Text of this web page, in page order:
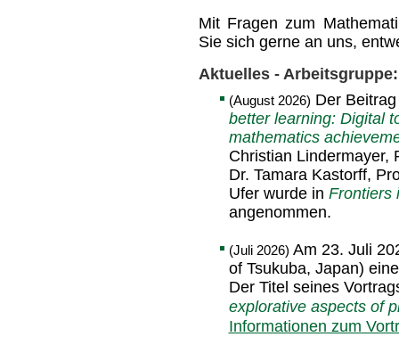
Mit Fragen zum
Sie sich gerne an uns,
Aktuelles - Arbeitsgruppe:
(August 2026) Der
better learning: Digital
mathematics
Christian Lindermayer,
Dr. Tamara Kastorff,
Ufer wurde in Frontiers
angenommen.
(Juli 2026) Am 23. Juli
of Tsukuba, Japan)
Der Titel seines
explorative aspects of
Informationen zum